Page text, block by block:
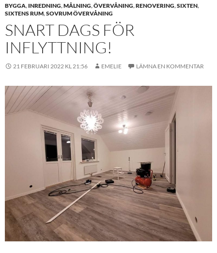
BYGGA, INREDNING,MÅLNING,ÖVERVÅNING,RENOVERING,SIXTEN,
SIXTENS RUM,SOVRUM ÖVERVÅNING
SNART DAGS FÖR
INFLYTTNING!
21 FEBRUARI 2022 KL 21:56 EMELIE LÄMNA EN KOMMENTAR